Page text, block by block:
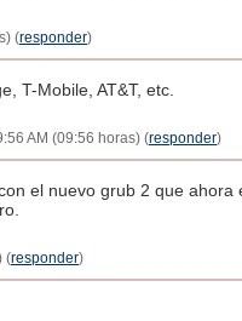
(responder)
T-Mobile, AT&T, etc.
AM (09:56 horas) (responder)
el nuevo grub 2 que
(responder)